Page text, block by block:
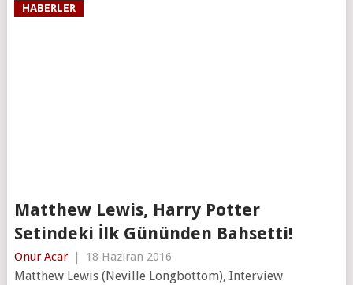
HABERLER
Matthew Lewis, Harry Potter
Setindeki İlk Gününden Bahsetti!
Onur Acar 18 Haziran 2016
Matthew Lewis (Neville Longbottom), Interview